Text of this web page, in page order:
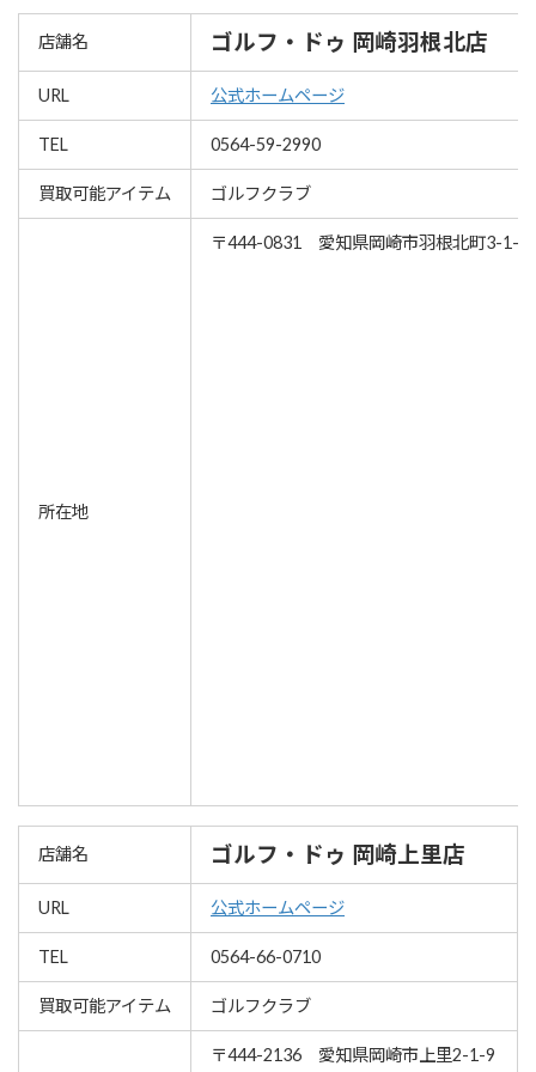
店舗名 ゴルフ・ドゥ 岡崎羽根北店
URL 公式ホームページ
TEL 0564-59-2990
買取可能アイテム ゴルフクラブ
所在地
〒444-0831 愛知県岡崎市羽根北町3-1-
店舗名 ゴルフ・ドゥ 岡崎上里店
URL 公式ホームページ
TEL 0564-66-0710
買取可能アイテム ゴルフクラブ
〒444-2136 愛知県岡崎市上里2-1-9